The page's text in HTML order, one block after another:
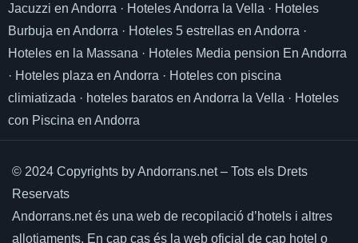
Jacuzzi en Andorra · Hoteles Andorra la Vella · Hoteles
Burbuja en Andorra · Hoteles 5 estrellas en Andorra ·
Hoteles en la Massana · Hoteles Media pension En Andorra
· Hoteles plaza en Andorra · Hoteles con piscina
climiatizada · hoteles baratos en Andorra la Vella · Hoteles
con Piscina en Andorra
© 2024 Copyrights by Andorrans.net – Tots els Drets
Reservats
Andorrans.net és una web de recopilació d’hotels i altres
allotjaments. En cap cas és la web oficial de cap hotel o